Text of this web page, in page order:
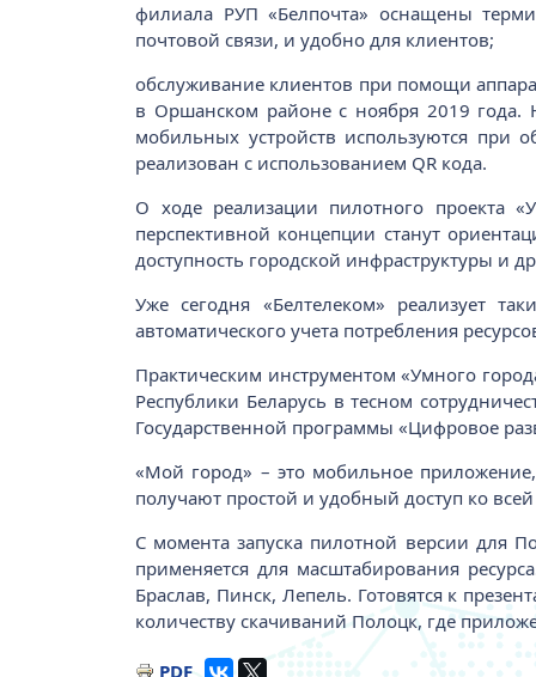
филиала РУП «Белпочта» оснащены
почтовой связи, и удобно для клиентов;
обслуживание клиентов при помощи
в Оршанском районе с ноября 2019 года.
мобильных устройств используются при
реализован с использованием QR кода.
О ходе реализации пилотного проекта
перспективной концепции станут
доступность городской инфраструктуры и
Уже сегодня «Белтелеком» реализует
автоматического учета потребления
Практическим инструментом «Умного
Республики Беларусь в тесном
Государственной программы «Цифровое
«Мой город» – это мобильное
получают простой и удобный доступ ко
С момента запуска пилотной версии для
применяется для масштабирования
Браслав, Пинск, Лепель. Готовятся к
количеству скачиваний Полоцк, где
PDF